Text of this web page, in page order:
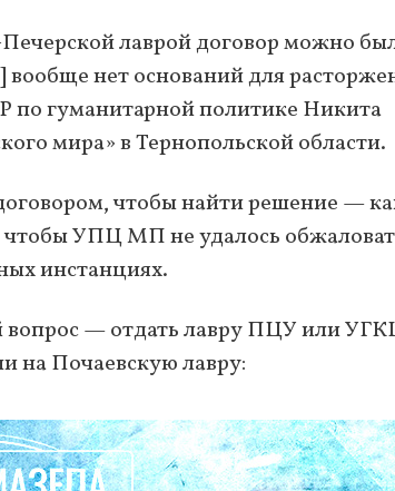
лаврой договор можно
вообще нет оснований для
по гуманитарной политике Никита
мира» в Тернопольской области.
чтобы найти решение —
чтобы УПЦ МП не удалось
инстанциях.
вопрос — отдать лавру ПЦУ или
на Почаевскую лавру: